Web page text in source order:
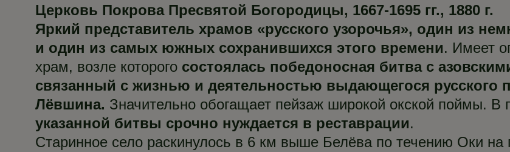
Церковь Покрова Пресвятой Богородицы, 1667-1695 гг., 1880 г.
Яркий представитель храмов «русского узорочья», один из
и один из самых южных сохранившихся этого времени. Имеет
храм, возле которого состоялась победоносная битва с
связанный с жизнью и деятельностью выдающегося русского
Лёвшина. Значительно обогащает пейзаж широкой окской поймы. В
указанной битвы срочно нуждается в реставрации.
Старинное село раскинулось в 6 км выше Белёва по течению Оки